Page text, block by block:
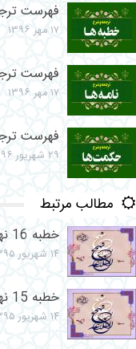
فهرست
۱۷ مهر ۱۳۹۶
فهرست
۱۷ مهر ۱۳۹۶
فهرست
۲۹ شهریور ۱۳۹۶
مطالب مرتبط
خطبه 16 نهج البلاغه
۱۴ شهریور ۱۳۹۵
خطبه 15 نهج البلاغه
۱۴ شهریور ۱۳۹۵